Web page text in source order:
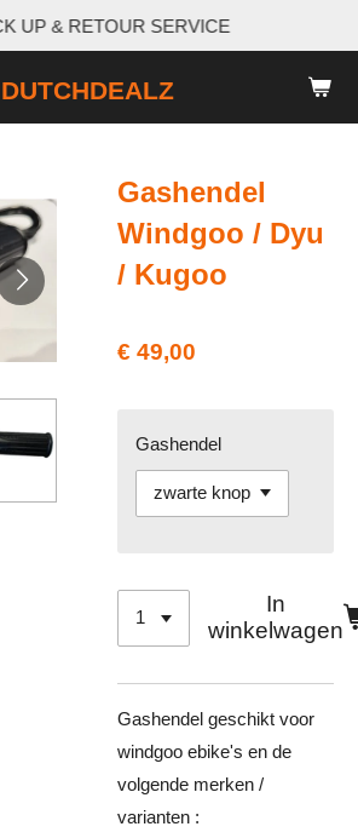
DUTCHDEALZ
UP & RETOUR SERVICE
Gashendel
Windgoo / Dyu
/ Kugoo
€ 49,00
Gashendel
In
winkelwagen
Gashendel geschikt voor
windgoo ebike's en de
volgende merken /
varianten :